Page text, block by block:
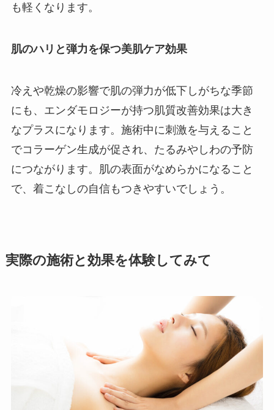
も軽くなります。
肌のハリと弾力を保つ美肌ケア効果
冷えや乾燥の影響で肌の弾力が低下しがちな季節
にも、エンダモロジーが持つ肌質改善効果は大き
なプラスになります。施術中に刺激を与えること
でコラーゲン生成が促され、たるみやしわの予防
につながります。肌の表面がなめらかになること
で、着こなしの自信もつきやすいでしょう。
実際の施術と効果を体験してみて